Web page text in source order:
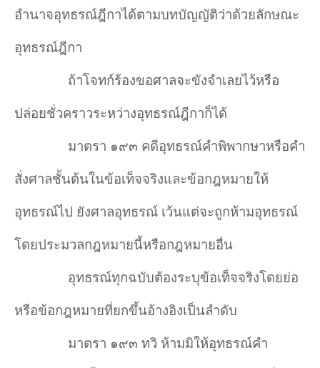
อำนาจอุทธรณ์ฎีกาได้ตามบทบัญญัติว่าด้วยลักษณะ
อุทธรณ์ฎีกา
ถ้าโจทก์ร้องขอศาลจะขังจำเลยไว้หรือ
ปล่อยชั่วคราวระหว่างอุทธรณ์ฎีกาก็ได้
มาตรา ๑๙๓ คดีอุทธรณ์คำพิพากษาหรือคำ
สั่งศาลชั้นต้นในข้อเท็จจริงและข้อกฎหมายให้
อุทธรณ์ไป ยังศาลอุทธรณ์ เว้นแต่จะถูกห้ามอุทธรณ์
โดยประมวลกฎหมายนี้หรือกฎหมายอื่น
อุทธรณ์ทุกฉบับต้องระบุข้อเท็จจริงโดยย่อ
หรือข้อกฎหมายที่ยกขึ้นอ้างอิงเป็นลำดับ
มาตรา ๑๙๓ ทวิ ห้ามมิให้อุทธรณ์คำ